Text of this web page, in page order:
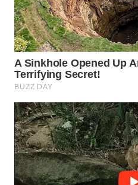
ADVOKAT
WAHANA
INFRASTRUKTUR
WAHANA
WAHANA
LISTRIK
WAHANA
TRAVEL